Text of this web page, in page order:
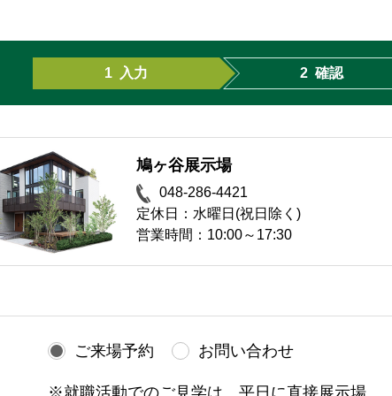
1 入力 2 確認
鳩ヶ谷展示場
048-286-4421
定休日：水曜日(祝日除く)
営業時間：10:00～17:30
ご来場予約 お問い合わせ